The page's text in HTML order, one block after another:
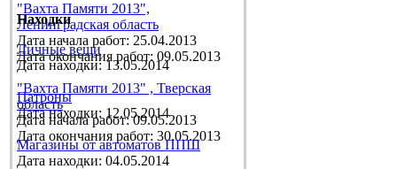
"Вахта Памяти 2013",
Ленинградская область
Дата начала работ: 25.04.2013
Дата окончания работ: 09.05.2013
"Вахта Памяти 2013" , Тверская
область
Дата начала работ: 09.05.2013
Дата окончания работ: 30.05.2013
Находки
Личные вещи
Дата находки: 13.05.2014
Патроны
Дата находки: 12.05.2014
Магазины от автоматов ППШ
Дата находки: 04.05.2014